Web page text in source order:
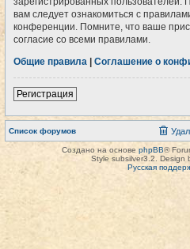
вам следует ознакомиться с
конференции. Помните, что ваше
согласие со всеми правилами.
Общие правила
Соглашение о
Регистрация
Список форумов
Создано на основе phpBB®
Style subsilver3.2. Design
Русская